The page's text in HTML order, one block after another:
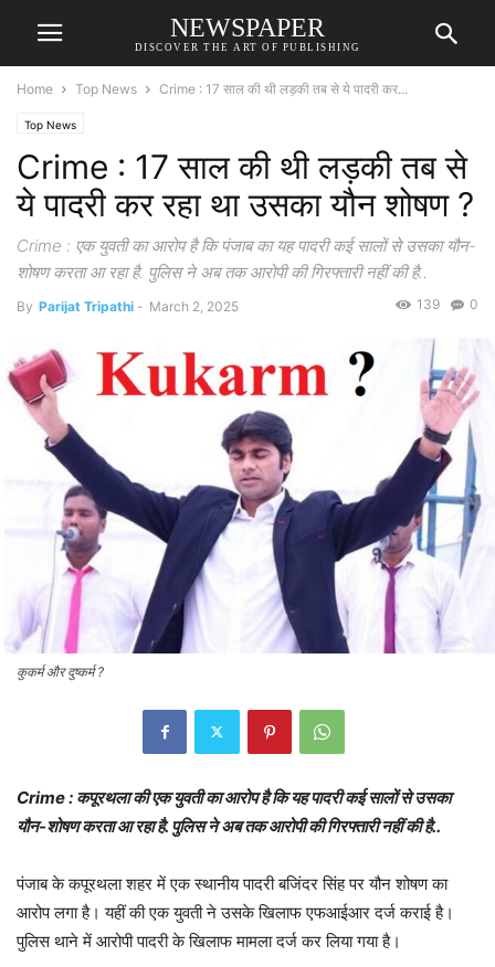
NEWSPAPER
DISCOVER THE ART OF PUBLISHING
Home Top News Crime : 17 साल की थी लड़की तब से ये पादरी कर...
Top News
Crime : 17 साल की थी लड़की तब से
ये पादरी कर रहा था उसका यौन शोषण ?
Crime : एक युवती का आरोप है कि पंजाब का यह पादरी कई सालों से उसका यौन-
शोषण करता आ रहा है. पुलिस ने अब तक आरोपी की गिरफ्तारी नहीं की है..
By Parijat Tripathi - March 2, 2025 0
139
कुकर्म और दुष्कर्म ?
Crime : कपूरथला की एक युवती का आरोप है कि यह पादरी कई सालों से उसका
यौन-शोषण करता आ रहा है. पुलिस ने अब तक आरोपी की गिरफ्तारी नहीं की है..
पंजाब के कपूरथला शहर में एक स्थानीय पादरी बजिंदर सिंह पर यौन शोषण का
आरोप लगा है। यहीं की एक युवती ने उसके खिलाफ एफआईआर दर्ज कराई है।
पुलिस थाने में आरोपी पादरी के खिलाफ मामला दर्ज कर लिया गया है।